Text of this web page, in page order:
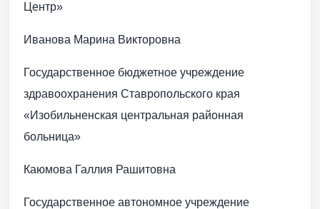
Центр»
Иванова Марина Викторовна
Государственное бюджетное учреждение
здравоохранения Ставропольского края
«Изобильненская центральная районная
больница»
Каюмова Галлия Рашитовна
Государственное автономное учреждение